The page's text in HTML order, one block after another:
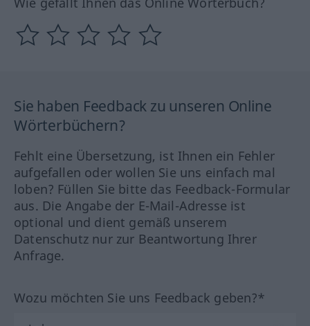
Sie haben Feedback zu unseren Online
Wörterbüchern?
Fehlt eine Übersetzung, ist Ihnen ein Fehler
aufgefallen oder wollen Sie uns einfach mal
loben? Füllen Sie bitte das Feedback-Formular
aus. Die Angabe der E-Mail-Adresse ist
optional und dient gemäß unserem
Datenschutz nur zur Beantwortung Ihrer
Anfrage.
Wozu möchten Sie uns Feedback geben?*